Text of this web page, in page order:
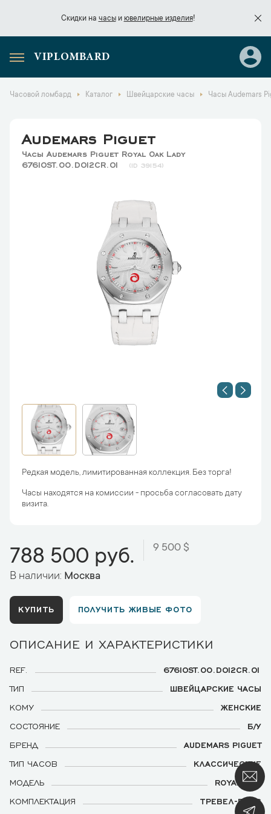
Скидки на часыи ювелирные изделия!
Скидки начасы
VIPLOMBARD
Часовой ломбард Каталог Швейцарские часы Часы Audemars
Audemars Piguet
Часы Audemars Piguet Royal Oak Lady
67610ST.OO.D012CR.01
39154
Редкая модель, лимитированная коллекция. Без торга!
Часы находятся на комиссии - просьба согласовать дату
визита.
788 500 руб. 9 500 $
В наличии: Москва
КУПИТЬ ПОЛУЧИТЬ ЖИВЫЕ ФОТО
ОПИСАНИЕ И ХАРАКТЕРИСТИКИ
REF.
67610ST.OO.D012CR.01
ТИП
ШВЕЙЦАРСКИЕ ЧАСЫ
КОМУ
ЖЕНСКИЕ
СОСТОЯНИЕ
Б/У
БРЕНД
AUDEMARS PIGUET
ТИП ЧАСОВ
КЛАССИЧЕСКИЕ
МОДЕЛЬ
ROYAL OAK
КОМПЛЕКТАЦИЯ
ТРЕВЕЛ-БОКС